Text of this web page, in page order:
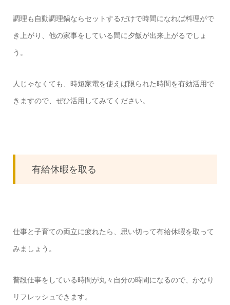
調理も自動調理鍋ならセットするだけで時間になれば料理がで
き上がり、他の家事をしている間に夕飯が出来上がるでしょ
う。
人じゃなくても、時短家電を使えば限られた時間を有効活用で
きますので、ぜひ活用してみてください。
有給休暇を取る
仕事と子育ての両立に疲れたら、思い切って有給休暇を取って
みましょう。
普段仕事をしている時間が丸々自分の時間になるので、かなり
リフレッシュできます。